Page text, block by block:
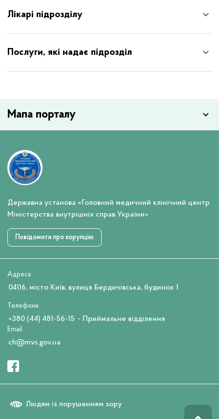
Лікарі підрозділу
Послуги, які надає підрозділ
Мапа порталу
Державна установа «Головний медичний клінічний центр
Міністерства внутрішніх справ України»
Повідомити про корупцію
Адреса
04116, місто Київ, вулиця Бердичівська, будинок 1
Телефони
+380 (44) 481-56-15 - Приймальне відділення
Email
ch@mvs.gov.ua
Людям із порушенням зору